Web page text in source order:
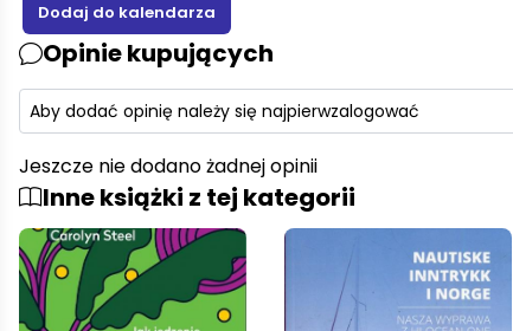
Opinie kupujących
Aby dodać opinię należy się najpierwzalogować
Jeszcze nie dodano żadnej opinii
Inne książki z tej kategorii